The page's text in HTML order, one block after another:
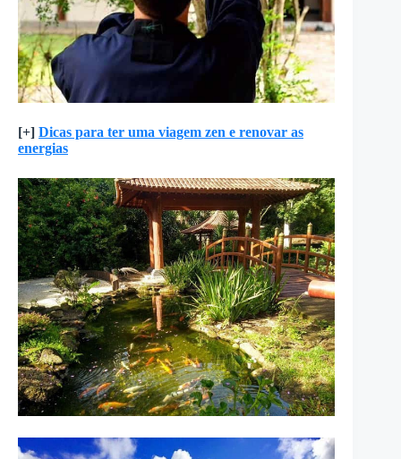
[+] Dicas para ter uma viagem zen e renovar as
energias